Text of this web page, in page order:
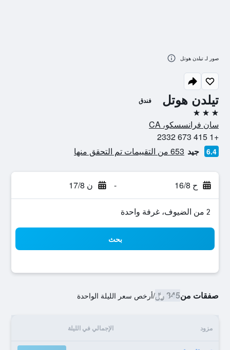
تيلدن هوتل فندق
3 نجوم
سان فرانسسكو، CA
+1 415 673 2332
6.4 جيد 653 من التقييمات تم التحقق منها
ح 16/8 - ن 17/8
2 من الضيوف، غرفة واحدة
بحث
صفقات من345 ﷼ /أرخص سعر الليلة الواحدة
مزود الإجمالي في الليلة
صور لـ تيلدن هوتل